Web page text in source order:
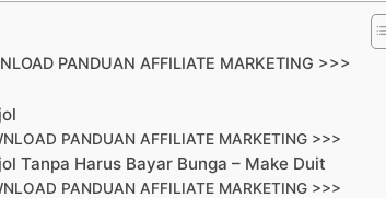
PANDUAN AFFILIATE MARKETING >>>
PANDUAN AFFILIATE MARKETING >>>
Tanpa Harus Bayar Bunga – Make Duit
PANDUAN AFFILIATE MARKETING >>>